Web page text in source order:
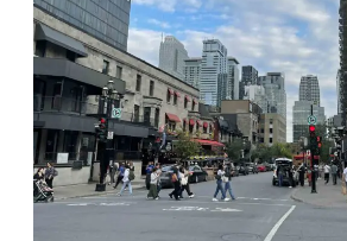
kinderen,
onze
tips
op
een
rij!